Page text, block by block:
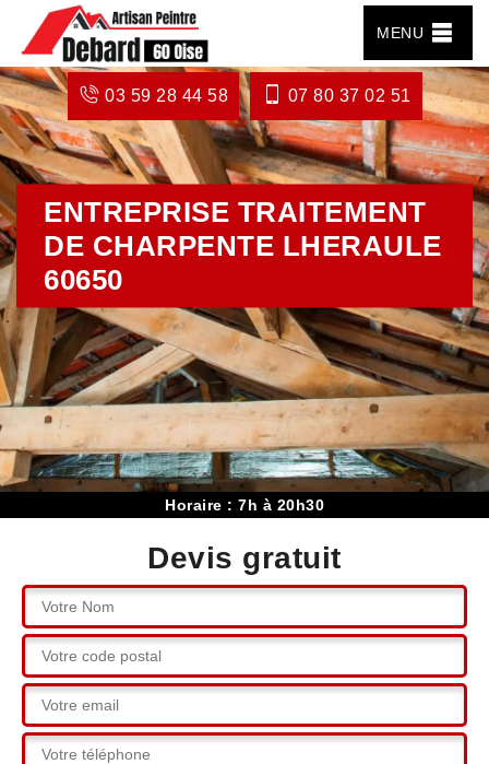
MENU
03 59 28 44 58 07 80 37 02 51
ENTREPRISE TRAITEMENT
DE CHARPENTE LHERAULE
60650
Horaire : 7h à 20h30
Devis gratuit